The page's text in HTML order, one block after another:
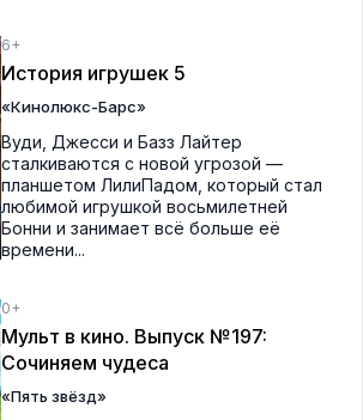
6+
История игрушек 5
«Кинолюкс-Барс»
Вуди, Джесси и Базз Лайтер
сталкиваются с новой угрозой —
планшетом ЛилиПадом, который стал
любимой игрушкой восьмилетней
Бонни и занимает всё больше её
времени...
0+
Мульт в кино. Выпуск №197:
Сочиняем чудеса
«Пять звёзд»